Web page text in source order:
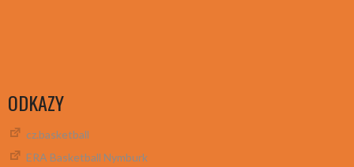
ODKAZY
cz.basketball
ERA Basketball Nymburk